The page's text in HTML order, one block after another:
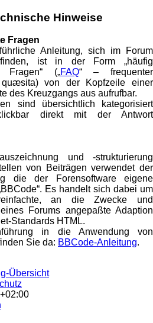
Hinweise
Fragen
Anleitung, sich im Forum
ist in der Form „häufig
Fragen“ („FAQ“ – frequenter
quæsita) von der Kopfzeile einer
des Kreuzgangs aus aufrufbar.
sind übersichtlich kategorisiert
direkt mit der Antwort
und -strukturierung
von Beiträgen verwendet der
die der Forensoftware eigene
Es handelt sich dabei um
an die Zwecke und
Forums angepaßte Adaption
Standards HTML.
in die Anwendung von
Sie da: BBCode-Anleitung.
Übersicht